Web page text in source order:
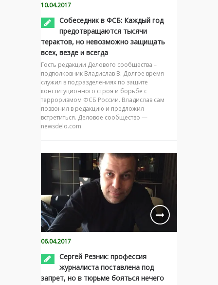
10.04.2017
Собеседник в ФСБ: Каждый год
предотвращаются тысячи
терактов, но невозможно защищать
всех, везде и всегда
Гость редакции Делового сообщества –
подполковник Владислав В. Долгое время
служил в подразделениях по защите
конституционного строя и борьбе с
терроризмом ФСБ России. Владислав сам
позвонил в редакцию и предложил
встретиться. Деловое сообщество —
newsdelo.com
06.04.2017
Сергей Резник: профессия
журналиста поставлена под
запрет, но в тюрьме бояться нечего